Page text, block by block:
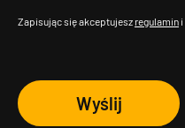
Zapisując się akceptujesz regulamin i
Wyślij